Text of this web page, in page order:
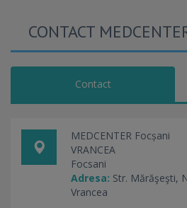
CONTACT
Contact
MEDCENTER Focșani
VRANCEA
Focsani
Adresa: Str. Mărăşeşti,
Vrancea